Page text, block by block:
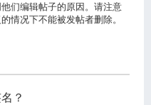
们编辑帖子的原因。请注意
情况下不能被发帖者删除。
？